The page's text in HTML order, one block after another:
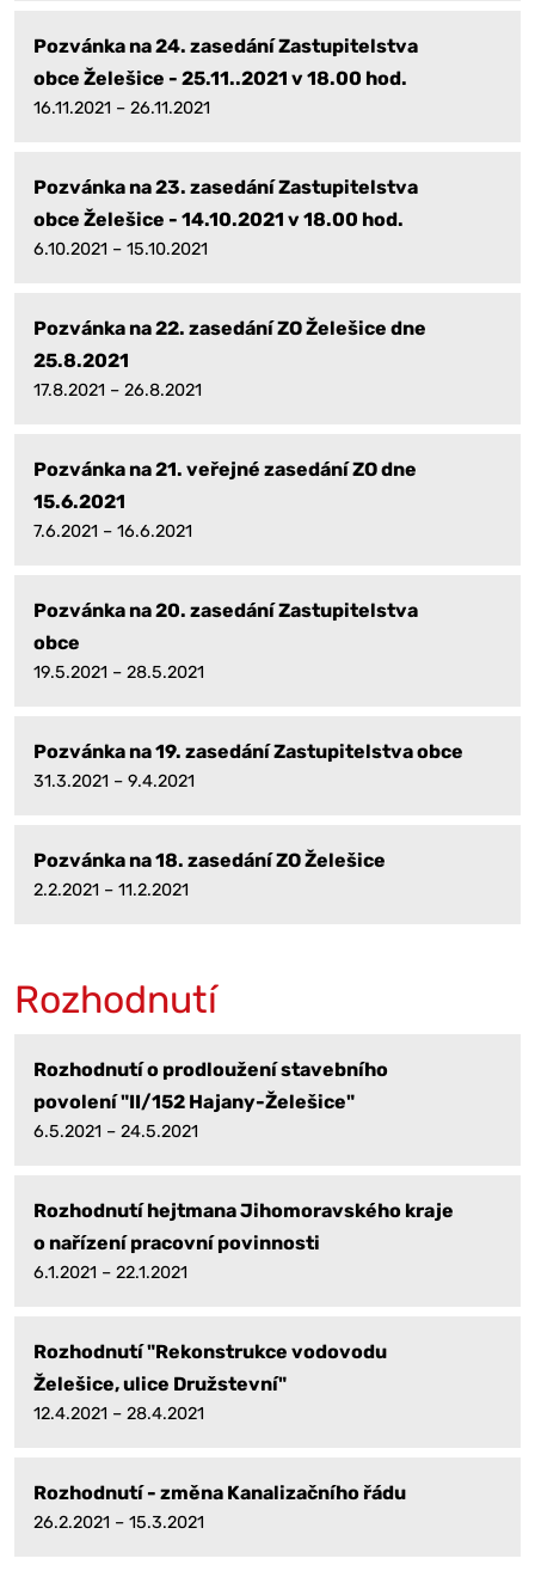
Pozvánka na 24. zasedání Zastupitelstva
obce Želešice - 25.11..2021 v 18.00 hod.
16.11.2021 – 26.11.2021
Pozvánka na 23. zasedání Zastupitelstva
obce Želešice - 14.10.2021 v 18.00 hod.
6.10.2021 – 15.10.2021
Pozvánka na 22. zasedání ZO Želešice dne
25.8.2021
17.8.2021 – 26.8.2021
Pozvánka na 21. veřejné zasedání ZO dne
15.6.2021
7.6.2021 – 16.6.2021
Pozvánka na 20. zasedání Zastupitelstva
obce
19.5.2021 – 28.5.2021
Pozvánka na 19. zasedání Zastupitelstva obce
31.3.2021 – 9.4.2021
Pozvánka na 18. zasedání ZO Želešice
2.2.2021 – 11.2.2021
Rozhodnutí
Rozhodnutí o prodloužení stavebního
povolení "II/152 Hajany-Želešice"
6.5.2021 – 24.5.2021
Rozhodnutí hejtmana Jihomoravského kraje
o nařízení pracovní povinnosti
6.1.2021 – 22.1.2021
Rozhodnutí "Rekonstrukce vodovodu
Želešice, ulice Družstevní"
12.4.2021 – 28.4.2021
Rozhodnutí - změna Kanalizačního řádu
26.2.2021 – 15.3.2021